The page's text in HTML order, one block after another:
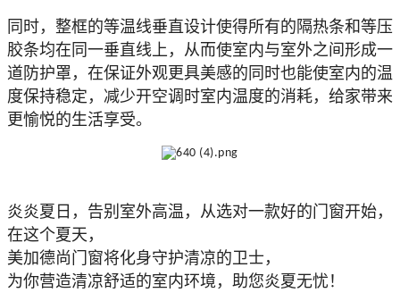
同时，整框的等温线垂直设计使得所有的隔热条和等压
胶条均在同一垂直线上，从而使室内与室外之间形成一
道防护罩，在保证外观更具美感的同时也能使室内的温
度保持稳定，减少开空调时室内温度的消耗，给家带来
更愉悦的生活享受。
炎炎夏日，告别室外高温，从选对一款好的门窗开始，
在这个夏天，
美加德尚门窗将化身守护清凉的卫士，
为你营造清凉舒适的室内环境，助您炎夏无忧！